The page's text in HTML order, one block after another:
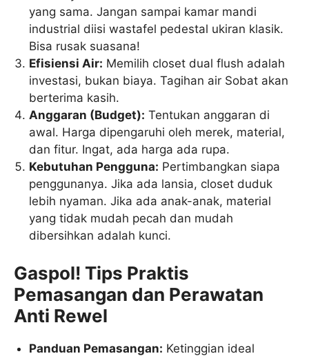
yang sama. Jangan sampai kamar mandi
industrial diisi wastafel pedestal ukiran klasik.
Bisa rusak suasana!
Efisiensi Air: Memilih closet dual flush adalah
investasi, bukan biaya. Tagihan air Sobat akan
berterima kasih.
Anggaran (Budget): Tentukan anggaran di
awal. Harga dipengaruhi oleh merek, material,
dan fitur. Ingat, ada harga ada rupa.
Kebutuhan Pengguna: Pertimbangkan siapa
penggunanya. Jika ada lansia, closet duduk
lebih nyaman. Jika ada anak-anak, material
yang tidak mudah pecah dan mudah
dibersihkan adalah kunci.
Gaspol! Tips Praktis
Pemasangan dan Perawatan
Anti Rewel
Panduan Pemasangan: Ketinggian ideal